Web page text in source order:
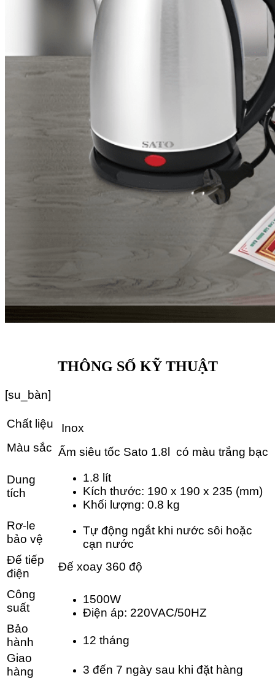
THÔNG SỐ KỸ THUẬT
[su_bàn]
Chất liệu
Inox
Màu sắc Ấm siêu tốc Sato 1.8l  có màu trắng bạc
Dung
tích
1.8 lít
Kích thước: 190 x 190 x 235 (mm)
Khối lượng: 0.8 kg
Rơ-le
bảo vệ
Tự động ngắt khi nước sôi hoặc
cạn nước
Đế tiếp
điện
Đế xoay 360 độ
Công
suất
1500W
Điện áp: 220VAC/50HZ
Bảo
hành
12 tháng
Giao
hàng
3 đến 7 ngày sau khi đặt hàng